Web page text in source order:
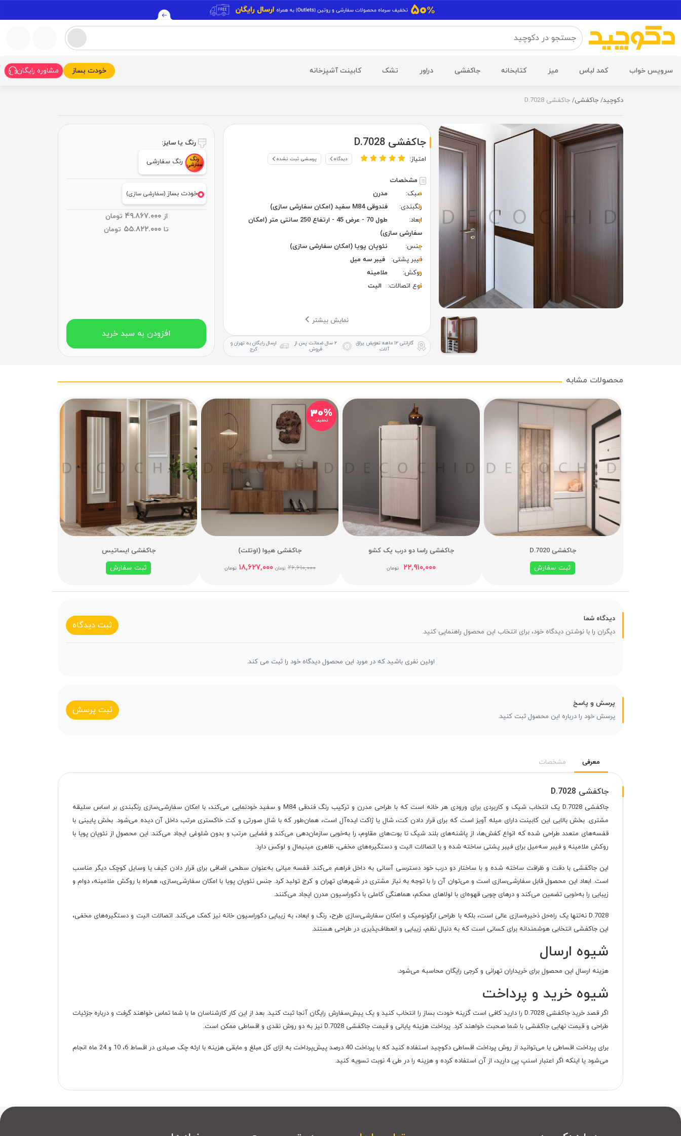
سرویس خواب کمد لباس میز کتابخانه جاکفشی دراور تشک کابینت آشپزخانه خودت بساز مشاوره رایگان
دکوچید جاکفشی جاکفشی D.7028
جاکفشی D.7028
امتیاز: دیدگاه پرسشی ثبت نشده
مشخصات
سبک:
مدرن
رنگبندی:
فندوقی M84 سفید (امکان سفارشی سازی)
ابعاد:
طول 70 - عرض 45 - ارتفاع 250 سانتی متر (امکان
سفارشی سازی)
جنس:
نئوپان پویا (امکان سفارشی سازی)
فیبر پشتی:
فیبر سه میل
روکش:
ملامینه
نوع اتصالات:
الیت
نمایش بیشتر
گارانتی ۱۲ ماهه
تعویض یراق
آلات
۲ سال ضمانت
پس از
فروش
ارسال رایگان به تهران و
کرج
رنگ یا سایز:
رنگ سفارشی
خودت بساز(سفارشی سازی)
از ۴۹.۸۶۷.۰۰۰
تومان
تا
تومان
افزودن به سبد خرید
محصولات مشابه
جاکفشی D.7020
ثبت سفارش
جاکفشی راسا دو درب یک کشو
۲۲,۹۱۰,۰۰۰ تومان
۳۰%
تخفیف
جاکفشی هیوا (اوتلت)
۲۶,۶۱۰,۰۰۰ تومان ۱۸,۶۲۷,۰۰۰ تومان
جاکفشی ایساتیس
ثبت سفارش
دیدگاه شما
دیگران را با نوشتن دیدگاه خود، برای انتخاب این محصول راهنمایی کنید.
ثبت دیدگاه
اولین نفری باشید که در مورد این محصول دیدگاه خود را ثبت می کند.
پرسش و پاسخ
پرسش خود را درباره این محصول ثبت کنید.
ثبت پرسش
معرفی مشخصات
جاکفشی D.7028
جاکفشی D.7028 یک انتخاب شیک و کاربردی برای ورودی هر خانه است که با طراحی مدرن و ترکیب رنگ فندقی M84 و سفید خودنمایی می‌کند، با امکان سفارشی‌سازی رنگبندی بر اساس سلیقه
مشتری. بخش بالایی این کابینت دارای میله آویز است که برای قرار دادن کت، شال یا ژاکت ایده‌آل است، همان‌طور که با شال صورتی و کت خاکستری مرتب داخل آن دیده می‌شود. بخش پایینی با
قفسه‌های متعدد طراحی شده که انواع کفش‌ها، از پاشنه‌های بلند شیک تا بوت‌های مقاوم، را به‌خوبی سازمان‌دهی می‌کند و فضایی مرتب و بدون شلوغی ایجاد می‌کند. این محصول از نئوپان پویا با
روکش ملامینه و فیبر سه‌میل برای فیبر پشتی ساخته شده و با اتصالات الیت و دستگیره‌های مخفی، ظاهری مینیمال و لوکس دارد.
این جاکفشی با دقت و ظرافت ساخته شده و با ساختار دو درب خود دسترسی آسانی به داخل فراهم می‌کند. قفسه میانی به‌عنوان سطحی اضافی برای قرار دادن کیف یا وسایل کوچک دیگر مناسب
است. ابعاد این محصول قابل سفارشی‌سازی است و می‌توان آن را با توجه به نیاز مشتری در شهرهای تهران و کرج تولید کرد. جنس نئوپان پویا با امکان سفارشی‌سازی، همراه با روکش ملامینه، دوام و
زیبایی را به‌خوبی تضمین می‌کند و درهای چوبی قهوه‌ای با لولاهای محکم، هماهنگی کاملی با دکوراسیون مدرن ایجاد می‌کنند.
D.7028 نه‌تنها یک راه‌حل ذخیره‌سازی عالی است، بلکه با طراحی ارگونومیک و امکان سفارشی‌سازی طرح، رنگ و ابعاد، به زیبایی دکوراسیون خانه نیز کمک می‌کند. اتصالات الیت و دستگیره‌های مخفی،
این جاکفشی انتخابی هوشمندانه برای کسانی است که به دنبال نظم، زیبایی و انعطاف‌پذیری در طراحی هستند.
شیوه ارسال
هزینه ارسال این محصول برای خریداران تهرانی و کرجی رایگان محاسبه می‌شود.
شیوه خرید و پرداخت
اگر قصد خرید جاکفشی D.7028 را دارید کافی است گزینه خودت بساز را انتخاب کنید و یک پیش‌سفارش رایگان آنجا ثبت کنید. بعد از این کار کارشناسان ما با شما تماس خواهند گرفت و درباره جزئیات
طراحی و قیمت نهایی جاکفشی با شما صحبت خواهند کرد. پرداخت هزینه پایانی و قیمت جاکفشی D.7028 نیز به دو روش نقدی و اقساطی ممکن است.
برای پرداخت اقساطی یا می‌توانید از روش پرداخت اقساطی دکوچید استفاده کنید که با پرداخت 40 درصد پیش‌پرداخت به ازای کل مبلغ و مابقی هزینه با ارئه چک صیادی در اقساط 6، 10 و 24 ماه انجام
می‌شود یا اینکه اگر اعتبار اسنپ پی دارید، از آن استفاده کرده و هزینه را در طی 4 نوبت تسویه کنید.